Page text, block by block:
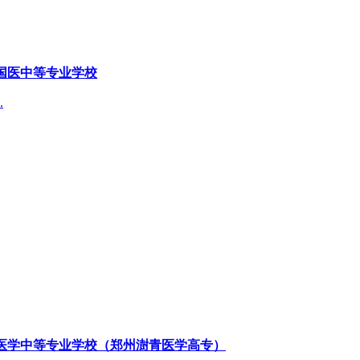
医中等专业学校
学中等专业学校（郑州澍青医学高专）